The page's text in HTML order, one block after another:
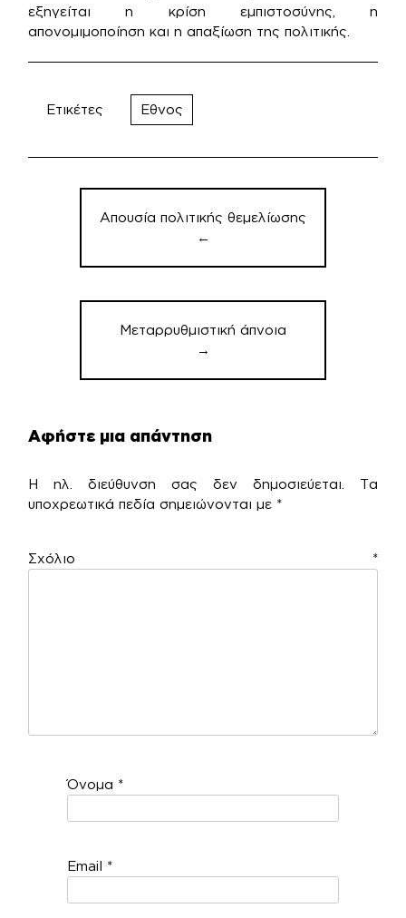
εξηγείται η κρίση εμπιστοσύνης, η
απονομιμοποίηση και η απαξίωση της πολιτικής.
Ετικέτες Εθνος
Πλοήγηση
άρθρων
Απουσία πολιτικής θεμελίωσης
←
Μεταρρυθμιστική άπνοια
→
Αφήστε μια απάντηση
Η ηλ. διεύθυνση σας δεν δημοσιεύεται.
Τα
υποχρεωτικά πεδία σημειώνονται με *
Σχόλιο *
Όνομα *
Email *